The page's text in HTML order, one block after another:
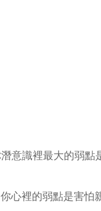
意識裡最大的弱點
心裡的弱點是害怕